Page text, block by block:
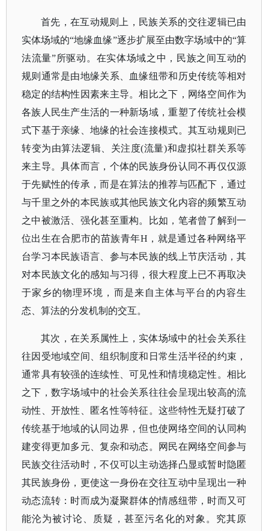
首先，在互动规则上，民族关系的交往逻辑已由
实体场域的“地缘血缘”逐步扩展至由数字场域中的“算
法流量”所驱动。在实体场域之中，民族之间互动的
规则通常是由地缘关系、血缘纽带和历史传统等相对
稳定的结构性因素来主导。相比之下，网络空间作为
各族人民生产生活的一种新场域，重塑了传统社会模
式下基于亲缘、地缘的社会连接模式。其互动规则已
转变为由算法逻辑、关注度(流量)和虚拟社群关系等
来主导。具体而言，个体的民族身份认同不再仅仅源
于先赋性的传承，而是在算法的推荐与匹配下，通过
与千里之外的本民族或其他民族文化内容的频繁互动
之中被激活、强化甚至重构。比如，笔者曾了解到一
位出生在合肥市的苗族青年H，就是通过各种网络平
台学习本民族语言、参与本民族的线上节庆活动，其
对本民族文化的感知与习得，很大程度上已不再取决
于家乡的物理环境，而是来自主体与平台的内容生
态、算法的分发机制的交互。
其次，在关系属性上，实体场域中的社会关系往
往因受地域空间、组织制度和日常生活半径的约束，
通常具有较强的连续性、可见性和情境稳定性。相比
之下，数字场域中的社会关系往往会呈现出较高的流
动性、开放性、匿名性等特征。这些特性无疑打破了
传统基于地域的认同边界，但也使网络空间的认同构
建变得更加多元、复杂和动态。网民在网络空间参与
民族交往活动时，不仅可以主动选择凸显或暂时隐匿
其民族身份，更使这一身份在交往互动中呈现出一种
动态流转：时而成为凝聚群体的情感纽带，时而又可
能沦为被讨论、质疑，甚至污名化的对象。究其原